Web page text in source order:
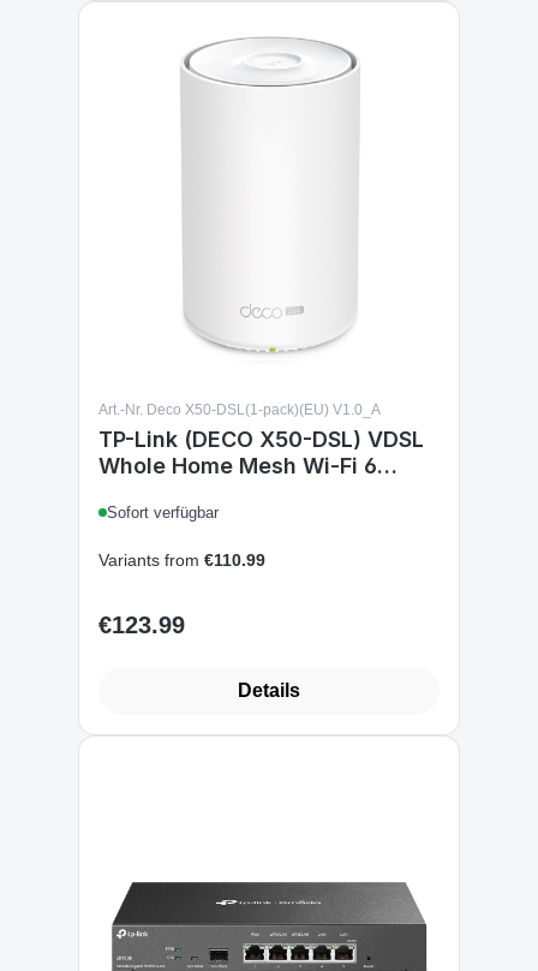
Art.-Nr. Deco X50-DSL(1-pack)(EU) V1.0_A
TP-Link (DECO X50-DSL) VDSL
Whole Home Mesh Wi-Fi 6
AX3000, 4x GB WAN/LAN,
Sofort verfügbar
Variants from €110.99
Regular price:
€123.99
Details